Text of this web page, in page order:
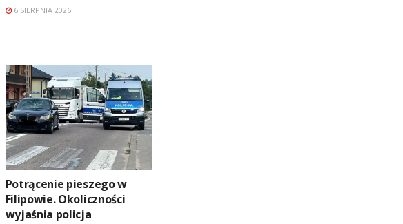
6 SIERPNIA 2026
Potrącenie pieszego w
Filipowie. Okoliczności
wyjaśnia policja